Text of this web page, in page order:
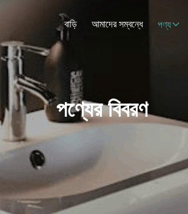
বাড়ি আমাদের সম্বন্ধে পণ্য
পণ্যের বিবরণ